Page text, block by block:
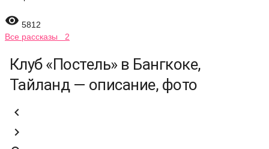
 5812
Все рассказы 2
Клуб «Постель» в Бангкоке,
Тайланд — описание, фото

